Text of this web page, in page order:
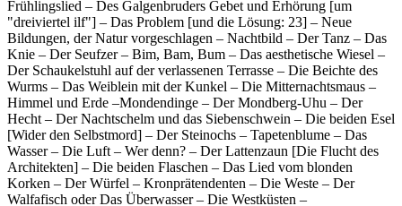
Frühlingslied – Des Galgenbruders Gebet und Erhörung [um
"dreiviertel ilf"] – Das Problem [und die Lösung: 23] – Neue
Bildungen, der Natur vorgeschlagen – Nachtbild – Der Tanz – Das
Knie – Der Seufzer – Bim, Bam, Bum – Das aesthetische Wiesel –
Der Schaukelstuhl auf der verlassenen Terrasse – Die Beichte des
Wurms – Das Weiblein mit der Kunkel – Die Mitternachtsmaus –
Himmel und Erde –Mondendinge – Der Mondberg-Uhu – Der
Hecht – Der Nachtschelm und das Siebenschwein – Die beiden Esel
[Wider den Selbstmord] – Der Steinochs – Tapetenblume – Das
Wasser – Die Luft – Wer denn? – Der Lattenzaun [Die Flucht des
Architekten] – Die beiden Flaschen – Das Lied vom blonden
Korken – Der Würfel – Kronprätendenten – Die Weste – Der
Walfafisch oder Das Überwasser – Die Westküsten –